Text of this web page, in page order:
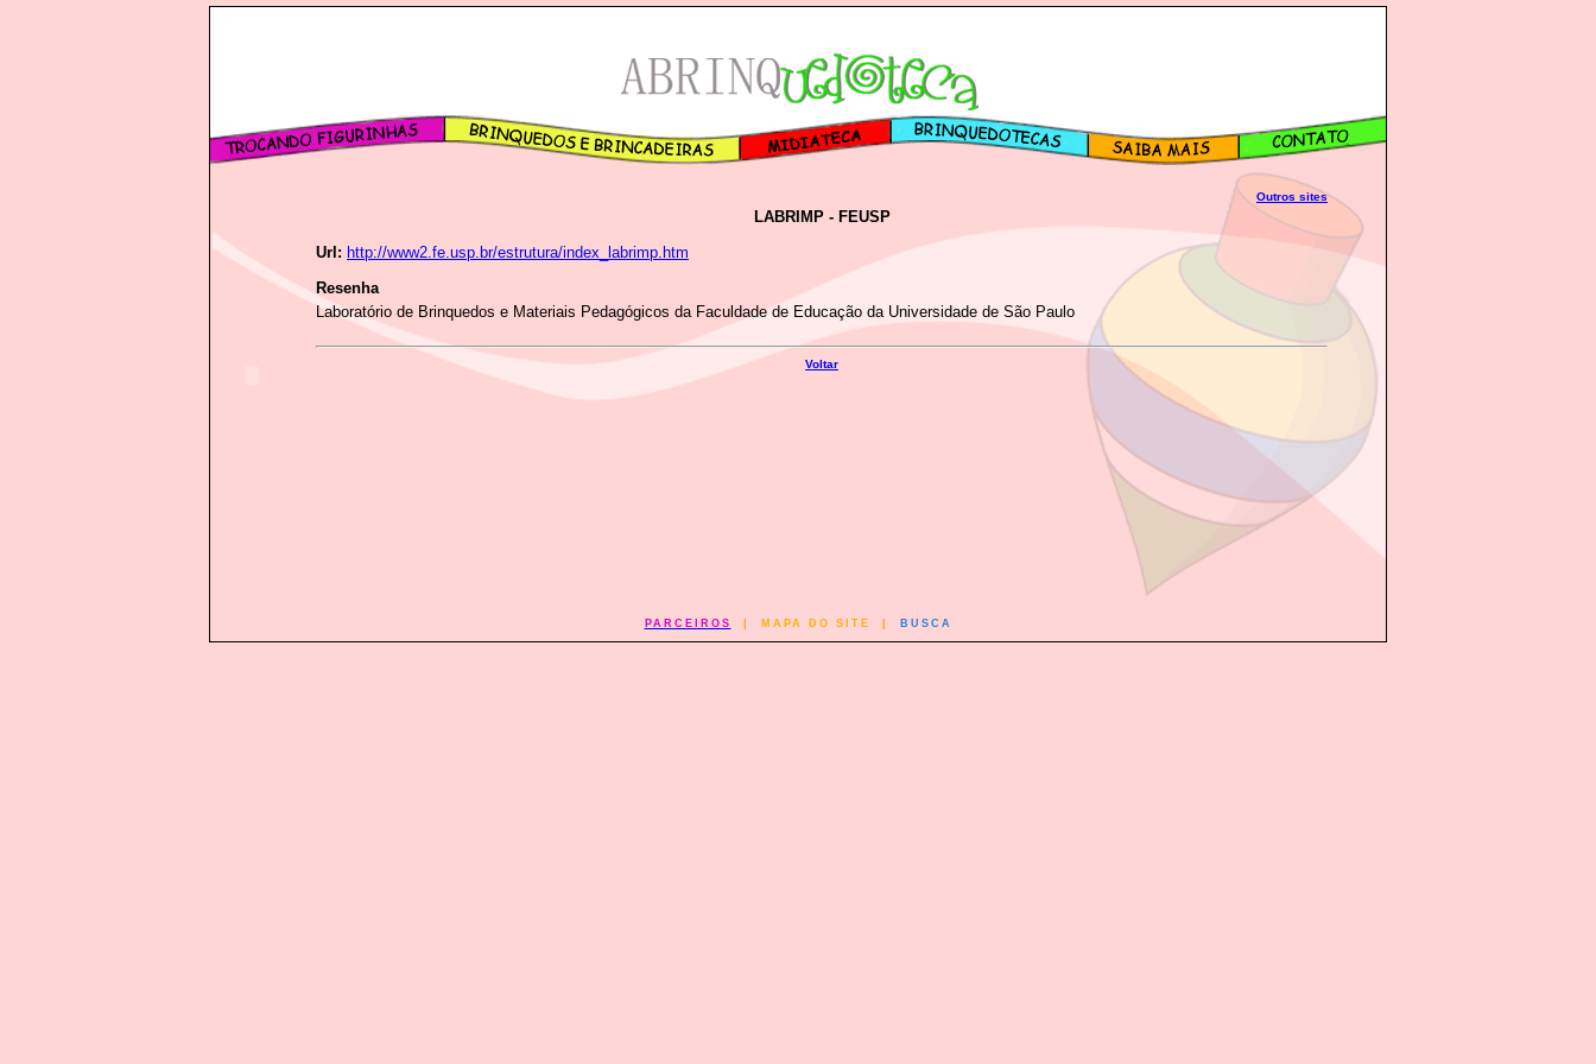
Outros sites
LABRIMP - FEUSP
Url: http://www2.fe.usp.br/estrutura/index_labrimp.htm
Resenha
Laboratório de Brinquedos e Materiais Pedagógicos da Faculdade de Educação da Universidade de São Paulo
Voltar
PARCEIROS MAPA DO SITE BUSCA